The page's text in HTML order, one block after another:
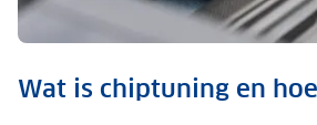
Wat is chiptuning en